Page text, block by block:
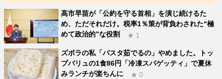
高市早苗が「公約を守る首相」を演じ続けるた
め、ただそれだけ。税率1％策が背負わされた“極
めて政治的”な役割
★ 1
ズボラの私「パスタ茹でるの」やめました。トッ
プバリュの1食86円「冷凍スパゲッティ」で夏休
みランチが楽ちんに
★ 0